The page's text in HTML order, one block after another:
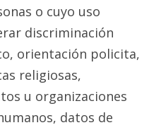
o cuyo uso
discriminación
orientación policita,
religiosas,
u organizaciones
datos de